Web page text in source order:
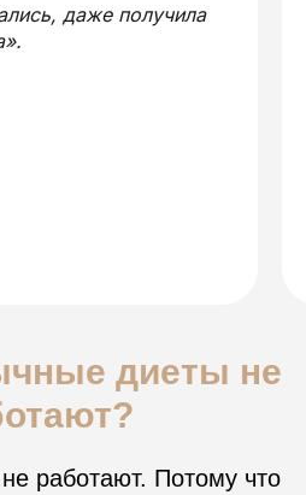
даже получила
диеты не
работают. Потому что